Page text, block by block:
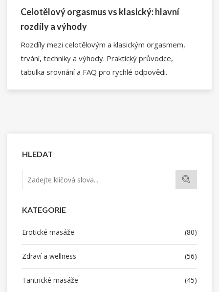
HLEDAT
KATEGORIE
Erotické masáže (80)
Zdraví a wellness (56)
Tantrické masáže (45)
Celotělový orgasmus vs klasický: hlavní
rozdíly a výhody
Rozdíly mezi celotělovým a klasickým orgasmem,
trvání, techniky a výhody. Praktický průvodce,
tabulka srovnání a FAQ pro rychlé odpovědi.